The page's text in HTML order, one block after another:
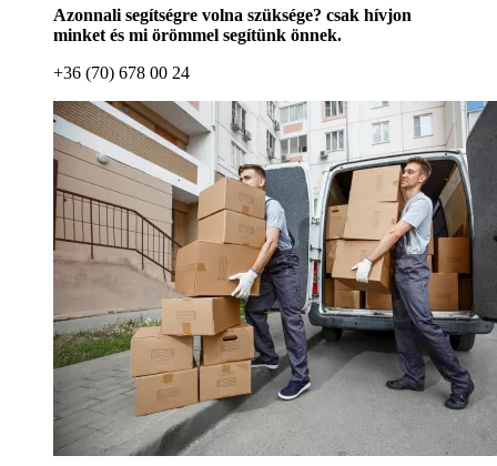
Azonnali segítségre volna szüksége? csak hívjon
minket és mi örömmel segítünk önnek.
+36 (70) 678 00 24